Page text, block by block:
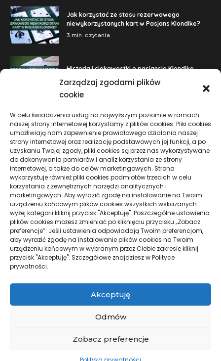
Zarządzaj zgodami plików
cookie
W celu świadczenia usług na najwyższym poziomie w ramach
naszej strony internetowej korzystamy z plików cookies. Pliki cookies
umożliwiają nam zapewnienie prawidłowego działania naszej
strony internetowej oraz realizację podstawowych jej funkcji, a po
uzyskaniu Twojej zgody, pliki cookies są przez nas wykorzystywane
do dokonywania pomiarów i analiz korzystania ze strony
internetowej, a także do celów marketingowych. Strona
wykorzystuje również pliki cookies podmiotów trzecich w celu
korzystania z zewnętrznych narzędzi analitycznych i
marketingowych. Aby wyrazić zgodę na instalowanie na Twoim
urządzeniu końcowym plików cookies wszystkich wskazanych
wyżej kategorii kliknij przycisk "Akceptuję". Poszczególne ustawienia
plików cookies możesz zmieniać po kliknięciu przycisku „Zobacz
preferencje”. Jeśli ustawienia odpowiadają Twoim preferencjom,
aby wyrazić zgodę na instalowanie plików cookies na Twoim
urządzeniu końcowym w wybranym przez Ciebie zakresie kliknij
przycisk "Akceptuję". Szczegółowe znajdziesz w Polityce
prywatności.
Akceptuję
Odmów
Zobacz preferencje
Jak korzystać ze stosu rezerwowego
niewykorzystanych kart w Pasjans Klondike?
3 min. czytania
Historia i ciekawostki o pasjansie Klondike
3 min. czytania
Pasjans to popularna gra karciana, znana również jako Solitaire.
Istnieje wiele różnych wariantów pasjansa, ale najbardziej
powszechnie znany to Pasjans Klondike. Gra ta jest zazwyczaj
jednoosobowa i jest rozgrywana na stole lub za pomocą
programu komputerowego.
Zasady Pasjansa Klondikesą stosunkowo proste. Gracz
rozpoczyna grę z tasem kart i celem jest ułożenie wszystkich kart w
stosach według określonych reguł. Początkowo karty są tasowane,
a następnie układane w siedmiu kolumnach, z których pierwsza
kolumna ma jedną odkrytą kartę, druga dwie (jedna zakryta,
jedna odkryta), a tak dalej. Pozostałe karty tworzą stos, który jest
trzymany na ręce gracz.
Dowiedz się więcej
© Wszelkie prawa zastrzeżone | Polityka Prywatności
Pasjans to rodzaj gry karcianej dla jednej osoby. Gra ta jest znana
również pod nazwą “Solitaire” w krajach anglojęzycznych. Pasjans jest
popularny na całym świecie i jest dostępny w różnych wariantach.
urządzenia mobilne, a także jest jedną z najpopularniejszych gier
zrelaksować się i spędzić czas w sposób rozrywkowy.